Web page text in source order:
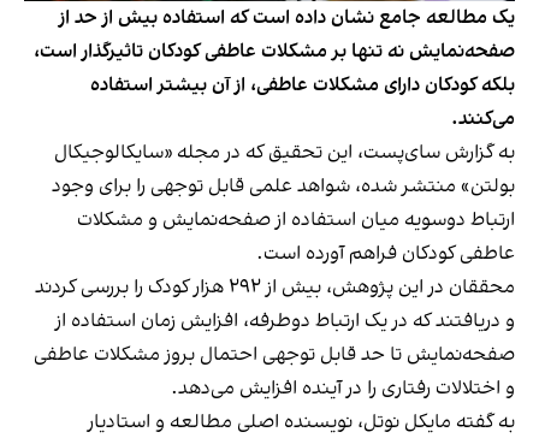
یک مطالعه جامع نشان داده است که استفاده بیش از حد از
صفحه‌نمایش نه‌ تنها بر مشکلات عاطفی کودکان تاثیرگذار است،
بلکه کودکان دارای مشکلات عاطفی، از آن بیشتر استفاده
می‌کنند.
به گزارش سای‌پست، این تحقیق که در مجله «سایکالوجیکال
بولتن» منتشر شده، شواهد علمی قابل‌ توجهی را برای وجود
ارتباط دوسویه میان استفاده از صفحه‌‌نمایش و مشکلات
عاطفی کودکان فراهم آورده است.
محققان در این پژوهش، بیش از ۲۹۲ هزار کودک را بررسی کردند
و دریافتند که در یک ارتباط دو‌طرفه، افزایش زمان استفاده از
صفحه‌نمایش تا حد قابل‌ توجهی احتمال بروز مشکلات عاطفی
و اختلالات رفتاری را در آینده افزایش می‌دهد.
به‌ گفته مایکل نوتل، نویسنده اصلی مطالعه و استادیار